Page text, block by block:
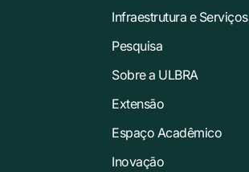
Infraestrutura e Serviços
Pesquisa
Sobre a ULBRA
Extensão
Espaço Acadêmico
Inovação